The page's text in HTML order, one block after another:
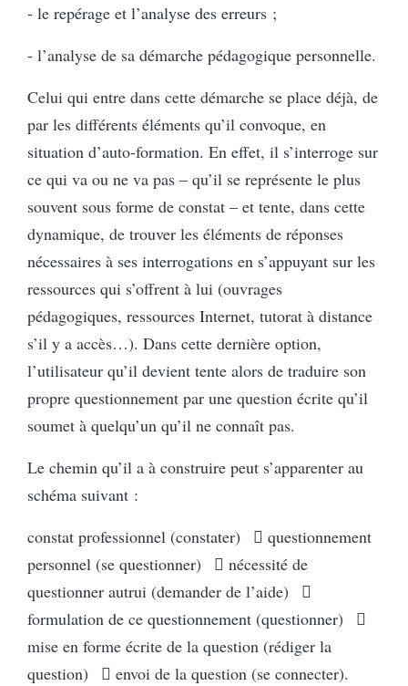
- le repérage et l’analyse des erreurs ;
- l’analyse de sa démarche pédagogique personnelle.
Celui qui entre dans cette démarche se place déjà, de
par les différents éléments qu’il convoque, en
situation d’auto-formation. En effet, il s’interroge sur
ce qui va ou ne va pas – qu’il se représente le plus
souvent sous forme de constat – et tente, dans cette
dynamique, de trouver les éléments de réponses
nécessaires à ses interrogations en s’appuyant sur les
ressources qui s’offrent à lui (ouvrages
pédagogiques, ressources Internet, tutorat à distance
s’il y a accès…). Dans cette dernière option,
l’utilisateur qu’il devient tente alors de traduire son
propre questionnement par une question écrite qu’il
soumet à quelqu’un qu’il ne connaît pas.
Le chemin qu’il a à construire peut s’apparenter au
schéma suivant :
constat professionnel (constater)  questionnement
personnel (se questionner)  nécessité de
questionner autrui (demander de l’aide) 
formulation de ce questionnement (questionner) 
mise en forme écrite de la question (rédiger la
question)  envoi de la question (se connecter).